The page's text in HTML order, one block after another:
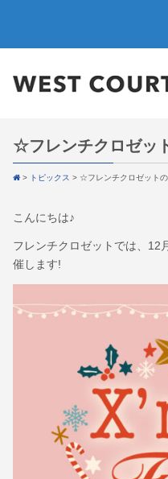
☆フレンチクロゼッ
> トピックス > ☆フレンチクロゼット
こんにちは♪
フレンチクロゼットでは、12
催します!